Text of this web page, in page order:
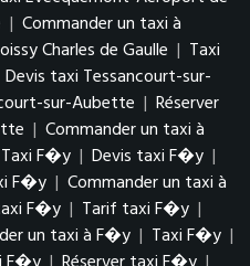
| Commander un taxi à
Charles de Gaulle | Taxi
Devis taxi Tessancourt-sur-
sur-Aubette | Réserver
| Commander un taxi à
Taxi F�y | Devis taxi F�y |
F�y | Commander un taxi à
F�y | Tarif taxi F�y |
un taxi à F�y | Taxi F�y |